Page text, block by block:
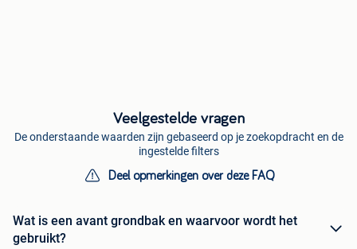
Veelgestelde vragen
De onderstaande waarden zijn gebaseerd op je zoekopdracht en de
ingestelde filters
Deel opmerkingen over deze FAQ
Wat is een avant grondbak en waarvoor wordt het
gebruikt?